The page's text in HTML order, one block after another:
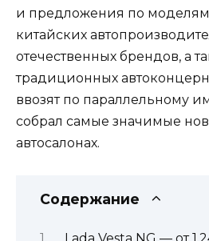
и предложения по моделям
китайских
отечественных брендов, а
традиционных
ввозят по параллельному
собрал самые значимые
автосалонах.
Содержание